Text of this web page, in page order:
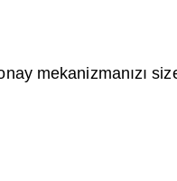
mekanizmanızı size